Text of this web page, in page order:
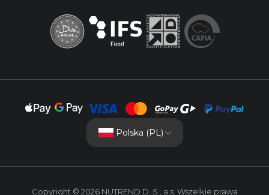
Polska (PL)
Copyright © 2026 NUTREND D. S., a.s. Wszelkie prawa